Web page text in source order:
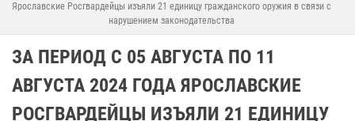
Ярославские Росгвардейцы изъяли 21 единицу гражданского оружия в связи с
нарушением законодательства
ЗА ПЕРИОД С 05 АВГУСТА ПО 11
АВГУСТА 2024 ГОДА ЯРОСЛАВСКИЕ
РОСГВАРДЕЙЦЫ ИЗЪЯЛИ 21 ЕДИНИЦУ